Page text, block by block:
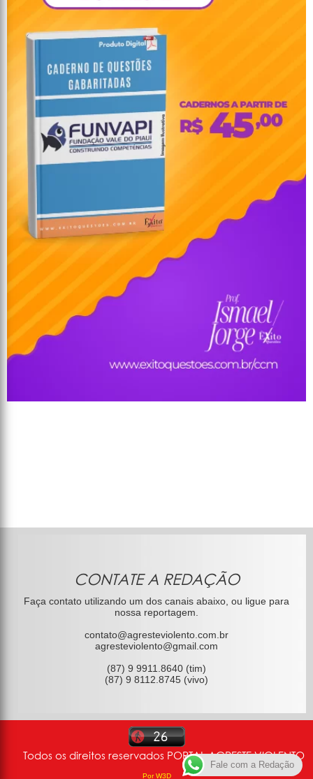
CONTATE A REDAÇÃO
Faça contato utilizando um dos canais abaixo, ou ligue para
nossa reportagem.
contato@agresteviolento.com.br
agresteviolento@gmail.com
(87) 9 9911.8640 (tim)
(87) 9 8112.8745 (vivo)
Todos os direitos reservados PORTAL AGRESTE VIOLENTO
Por W3D
Fale com a Redação